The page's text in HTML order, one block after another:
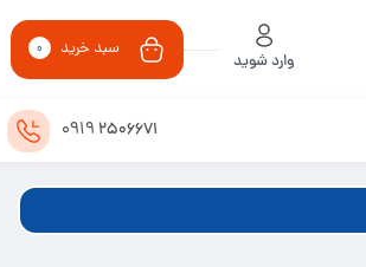
وارد شوید
سبد خرید 0
2506671
0919